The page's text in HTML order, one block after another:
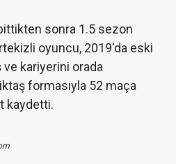
sonra 1.5 sezon
oyuncu, 2019'da eski
ve kariyerini orada
formasıyla 52 maça
kaydetti.